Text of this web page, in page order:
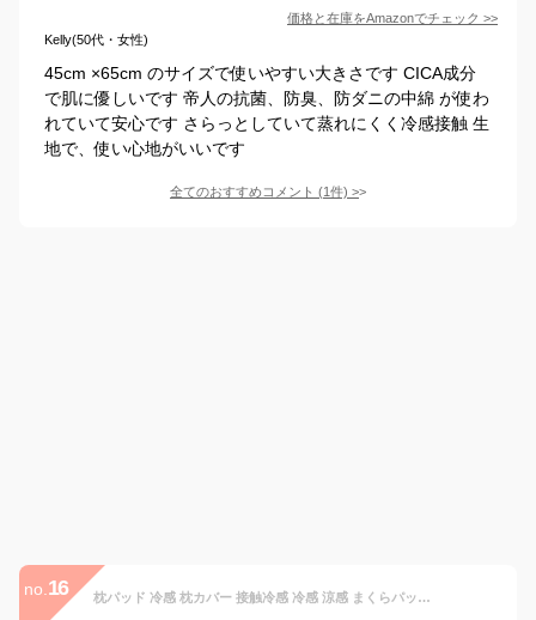
価格と在庫をAmazonでチェック >>
Kelly(50代・女性)
45cm ×65cm のサイズで使いやすい大きさです CICA成分
で肌に優しいです 帝人の抗菌、防臭、防ダニの中綿 が使わ
れていて安心です さらっとしていて蒸れにくく冷感接触 生
地で、使い心地がいいです
全てのおすすめコメント (1件) >
no. 16 枕パッド 冷感 枕カバー 接触冷感 冷感 涼感 まくらパッド 冷感パッド 冷感マット 夏用 枕 ピローカバー 夏用枕 洗濯可能 冷たい枕 まくらパッド 枕パッド クール枕 クールピロー クール寝具 冷却パッド 涼感パッド 寝具 熱中症対策 y6